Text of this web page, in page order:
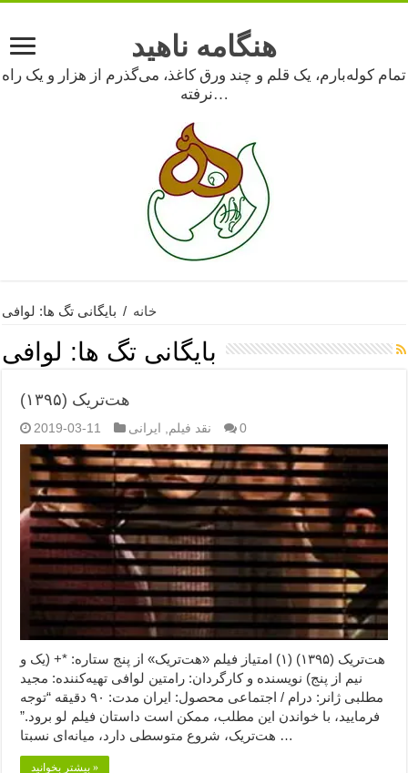
هنگامه ناهید
تمام کوله‌بارم، یک قلم و چند ورق کاغذ، می‌گذرم از هزار و یک راه
نرفته…
خانه / بایگانی تگ ها: لوافی
بایگانی تگ ها: لوافی
هت‌تریک (۱۳۹۵)
2019-03-11 نقد فیلم ایرانی 0
هت‌تریک (۱۳۹۵) (۱) امتیاز فیلم «هت‌تریک» از پنج ستاره: *+ (یک و
نیم از پنج) نویسنده و کارگردان: رامتین لوافی تهیه‌کننده: مجید
مطلبی ژانر: درام / اجتماعی محصول: ایران مدت: ۹۰ دقیقه “توجه
فرمایید،‌ با خواندن این مطلب، ممکن است داستان فیلم لو برود.”
هت‌تریک، شروع متوسطی دارد، میانه‌ای نسبتا …
بیشتر بخوانید »